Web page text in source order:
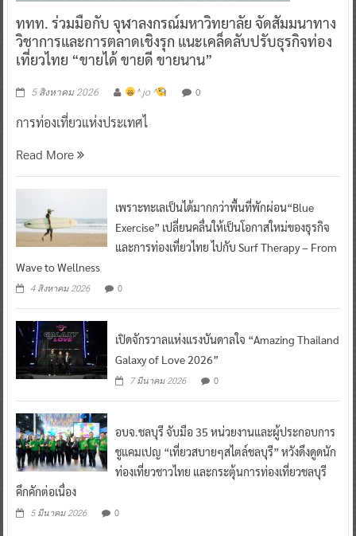
ททท. ร่วมมือกับ จุฬาลงกรณ์มหาวิทยาลัย จัดสัมมนาทาง
วิชาการและการตลาดเชิงรุก แนะเคล็ดลับปรับธุรกิจท่อง
เที่ยวไทย “ขายได้ ขายดี ขายนาน”
5 สิงหาคม 2026 ^ jo ^ 0
การท่องเที่ยวแห่งประเทศไ
Read More
เพราะทะเลเป็นได้มากกว่าพื้นที่พักผ่อน“Blue
Exercise” เปลี่ยนคลื่นให้เป็นโอกาสใหม่ของธุรกิจ
และการท่องเที่ยวไทย ไปกับ Surf Therapy – From
Wave to Wellness
4 สิงหาคม 2026 0
เปิดจักรวาลแห่งแรงบันดาลใจ “Amazing Thailand
Galaxy of Love 2026”
7 มีนาคม 2026 0
อบจ.ชลบุรี จับมือ 35 หน่วยงานและผู้ประกอบการ
ชูแคมเปญ “เที่ยวสบายๆสไตล์ชลบุรี” หวังดึงดูดนัก
ท่องเที่ยวชาวไทย และกระตุ้นการท่องเที่ยวชลบุรี
คึกคักต่อเนื่อง
5 มีนาคม 2026 0